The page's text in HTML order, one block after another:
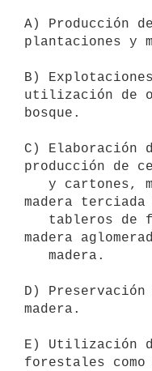
A) Producción
plantaciones y
B)
utilización de
bosque.
C) Elaboración
producción de
madera terciada
madera
D)
madera.
E) Utilización
forestales